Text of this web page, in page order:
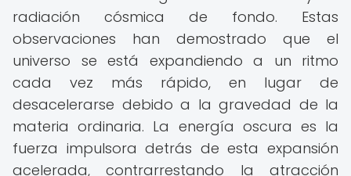
radiación cósmica de fondo. Estas
observaciones han demostrado que el
universo se está expandiendo a un ritmo
cada vez más rápido, en lugar de
desacelerarse debido a la gravedad de la
materia ordinaria. La energía oscura es la
fuerza impulsora detrás de esta expansión
acelerada, contrarrestando la atracción